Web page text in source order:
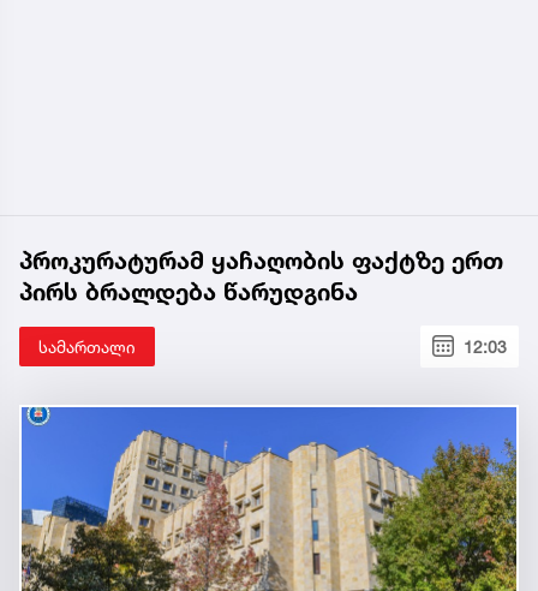
პროკურატურამ ყაჩაღობის ფაქტზე ერთ
პირს ბრალდება წარუდგინა
სამართალი 12:03